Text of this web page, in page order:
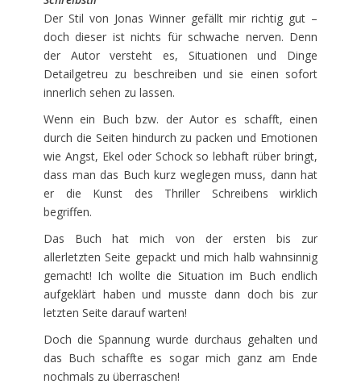
Der Stil von Jonas Winner gefällt mir richtig gut –
doch dieser ist nichts für schwache nerven. Denn
der Autor versteht es, Situationen und Dinge
Detailgetreu zu beschreiben und sie einen sofort
innerlich sehen zu lassen.
Wenn ein Buch bzw. der Autor es schafft, einen
durch die Seiten hindurch zu packen und Emotionen
wie Angst, Ekel oder Schock so lebhaft rüber bringt,
dass man das Buch kurz weglegen muss, dann hat
er die Kunst des Thriller Schreibens wirklich
begriffen.
Das Buch hat mich von der ersten bis zur
allerletzten Seite gepackt und mich halb wahnsinnig
gemacht! Ich wollte die Situation im Buch endlich
aufgeklärt haben und musste dann doch bis zur
letzten Seite darauf warten!
Doch die Spannung wurde durchaus gehalten und
das Buch schaffte es sogar mich ganz am Ende
nochmals zu überraschen!